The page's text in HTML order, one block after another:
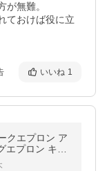
が無難。
ておけば役に立
いいね 1
クエプロン ア
プロン キッ
買